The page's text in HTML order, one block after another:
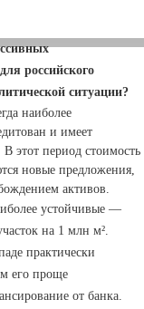
российского
ситуации?
наиболее
и имеет
этот период стоимость
новые предложения,
активов.
устойчивые —
на 1 млн м².
практически
его проще
от банка.